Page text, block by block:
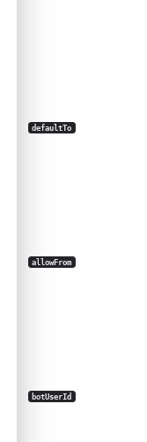
defaultTo
allowFrom
botUserId